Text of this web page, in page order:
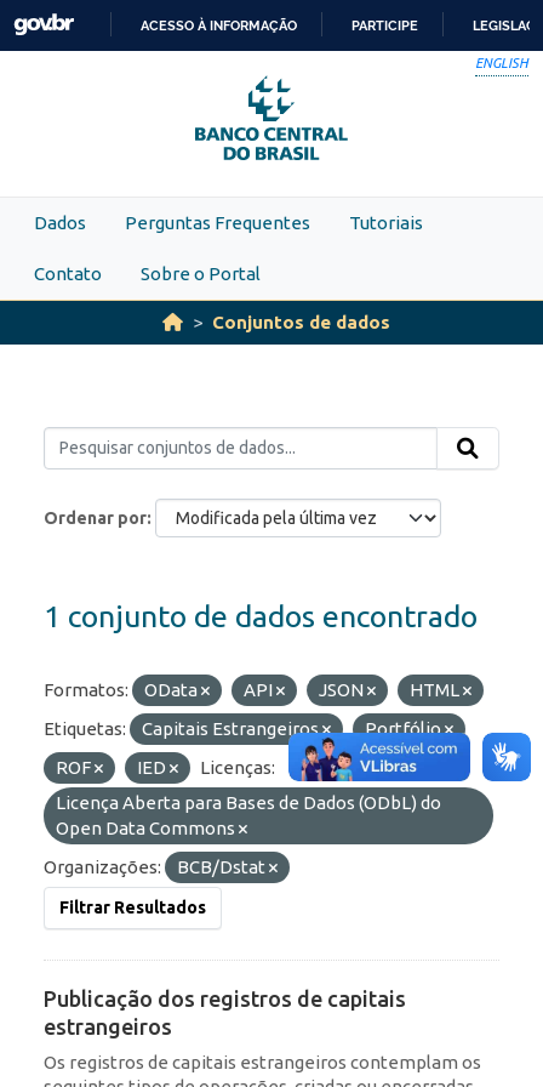
Skip to main content
PARA
O
CONTEÚDO
ACESSO À INFORMAÇÃO PARTICIPE
ENGLISH
Dados Perguntas Frequentes Tutoriais
Contato Sobre o Portal
Conjuntos de dados
Ordenar por
1 conjunto de dados encontrado
Formatos: OData API JSON
HTML
Etiquetas:
Capitais Estrangeiros
Portfólio
ROF
IED
Licenças:
Licença Aberta para Bases de Dados (ODbL) do
Open Data Commons
Organizações:
BCB/Dstat
Filtrar Resultados
Publicação dos registros de capitais
estrangeiros
Os registros de capitais estrangeiros contemplam os